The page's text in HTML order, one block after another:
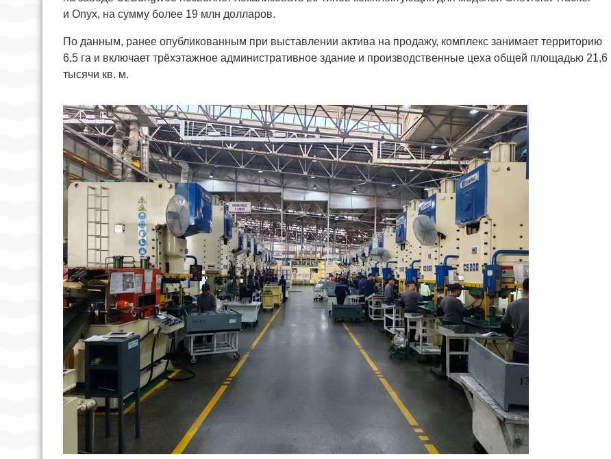
и Onyx, на сумму более 19 млн долларов.
По данным, ранее опубликованным при выставлении актива на продажу, комплекс занимает территорию
6,5 га и включает трёхэтажное административное здание и производственные цеха общей площадью 21,6
тысячи кв. м.